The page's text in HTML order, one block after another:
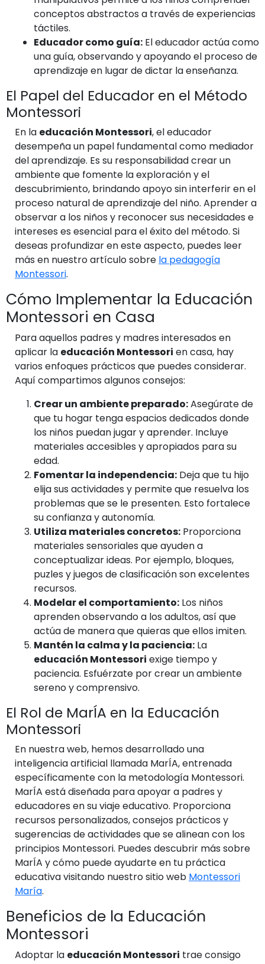
conceptos abstractos a través de experiencias
táctiles.
Educador como guía: El educador actúa como
una guía, observando y apoyando el proceso de
aprendizaje en lugar de dictar la enseñanza.
El Papel del Educador en el Método
Montessori
En la educación Montessori, el educador
desempeña un papel fundamental como mediador
del aprendizaje. Es su responsabilidad crear un
ambiente que fomente la exploración y el
descubrimiento, brindando apoyo sin interferir en el
proceso natural de aprendizaje del niño. Aprender a
observar a los niños y reconocer sus necesidades e
intereses es esencial para el éxito del método. Si
deseas profundizar en este aspecto, puedes leer
más en nuestro artículo sobre la pedagogía
Montessori.
Cómo Implementar la Educación
Montessori en Casa
Para aquellos padres y madres interesados en
aplicar la educación Montessori en casa, hay
varios enfoques prácticos que puedes considerar.
Aquí compartimos algunos consejos:
Crear un ambiente preparado:Asegúrate de
que tu hogar tenga espacios dedicados donde
los niños puedan jugar y aprender. Incluye
materiales accesibles y apropiados para su
edad.
Fomentar la independencia: Deja que tu hijo
elija sus actividades y permite que resuelva los
problemas que se le presenten. Esto fortalece
su confianza y autonomía.
Utiliza materiales concretos: Proporciona
materiales sensoriales que ayuden a
conceptualizar ideas. Por ejemplo, bloques,
puzles y juegos de clasificación son excelentes
recursos.
Modelar el comportamiento: Los niños
aprenden observando a los adultos, así que
actúa de manera que quieras que ellos imiten.
Mantén la calma y la paciencia: La
educación Montessori exige tiempo y
paciencia. Esfuérzate por crear un ambiente
sereno y comprensivo.
El Rol de MarÍA en la Educación
Montessori
En nuestra web, hemos desarrollado una
inteligencia artificial llamada MarÍA, entrenada
específicamente con la metodología Montessori.
MarÍA está diseñada para apoyar a padres y
educadores en su viaje educativo. Proporciona
recursos personalizados, consejos prácticos y
sugerencias de actividades que se alinean con los
principios Montessori. Puedes descubrir más sobre
MarÍA y cómo puede ayudarte en tu práctica
educativa visitando nuestro sitio web Montessori
María.
Beneficios de la Educación
Montessori
Adoptar la educación Montessori trae consigo